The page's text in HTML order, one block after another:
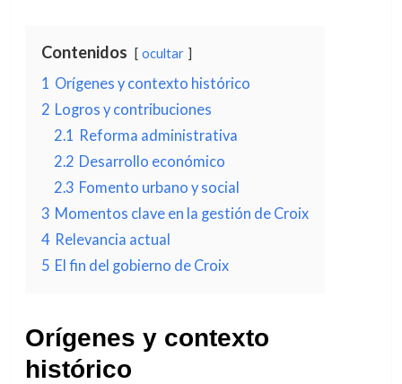
Contenidos ocultar
1 Orígenes y contexto histórico
2 Logros y contribuciones
2.1 Reforma administrativa
2.2 Desarrollo económico
2.3 Fomento urbano y social
3 Momentos clave en la gestión de Croix
4 Relevancia actual
5 El fin del gobierno de Croix
Orígenes y contexto
histórico